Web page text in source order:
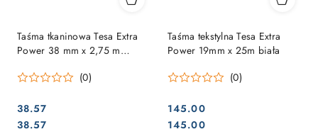
Taśma tkaninowa Tesa Extra
Power 38 mm x 2,75 m
(0)
Cena:
38.57
Cena:
38.57
Taśma tekstylna Tesa Extra
Power 19mm x 25m biała
(0)
Cena:
145.00
Cena:
145.00